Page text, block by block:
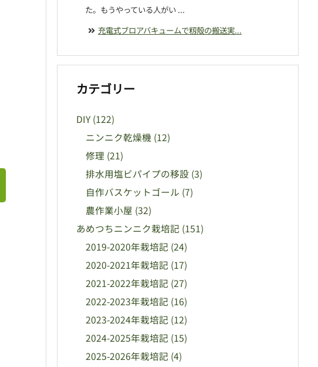
た。もうやっている人がい ...
充電式ブロアバキュームで籾殻の搬送実...
カテゴリー
DIY (122)
ニンニク乾燥機 (12)
修理 (21)
排水用塩ビパイプの移設 (3)
自作バスケットゴール (7)
農作業小屋 (32)
あめつちニンニク栽培記 (151)
2019-2020年栽培記 (24)
2020-2021年栽培記 (17)
2021-2022年栽培記 (27)
2022-2023年栽培記 (16)
2023-2024年栽培記 (12)
2024-2025年栽培記 (15)
2025-2026年栽培記 (4)